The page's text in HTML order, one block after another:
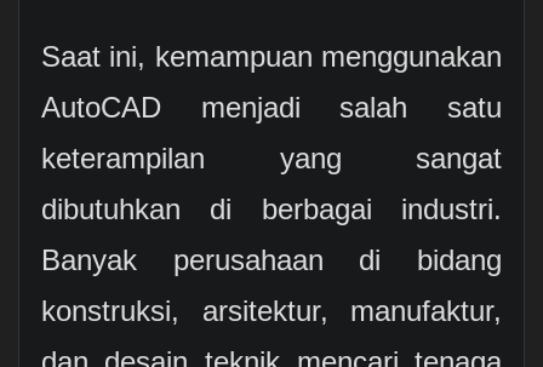
Saat ini, kemampuan menggunakan
AutoCAD menjadi salah satu
keterampilan yang sangat
dibutuhkan di berbagai industri.
Banyak perusahaan di bidang
konstruksi, arsitektur, manufaktur,